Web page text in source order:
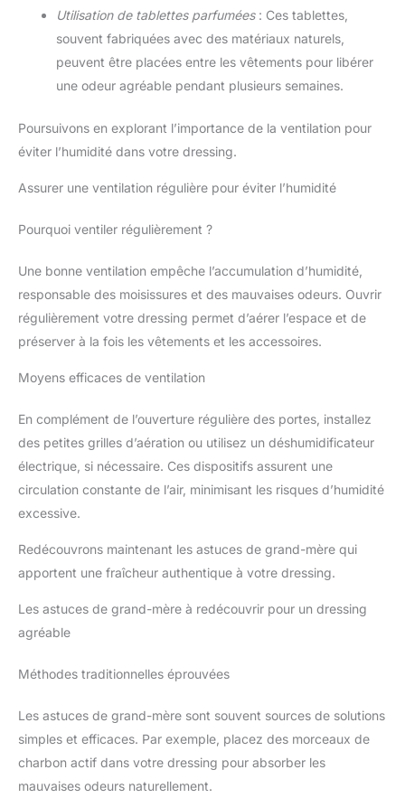
Utilisation de tablettes parfumées: Ces tablettes,
souvent fabriquées avec des matériaux naturels,
peuvent être placées entre les vêtements pour libérer
une odeur agréable pendant plusieurs semaines.
Poursuivons en explorant l’importance de la ventilation pour
éviter l’humidité dans votre dressing.
Assurer une ventilation régulière pour éviter l’humidité
Pourquoi ventiler régulièrement ?
Une bonne ventilation empêche l’accumulation d’humidité,
responsable des moisissures et des mauvaises odeurs. Ouvrir
régulièrement votre dressing permet d’aérer l’espace et de
préserver à la fois les vêtements et les accessoires.
Moyens efficaces de ventilation
En complément de l’ouverture régulière des portes, installez
des petites grilles d’aération ou utilisez un déshumidificateur
électrique, si nécessaire. Ces dispositifs assurent une
circulation constante de l’air, minimisant les risques d’humidité
excessive.
Redécouvrons maintenant les astuces de grand-mère qui
apportent une fraîcheur authentique à votre dressing.
Les astuces de grand-mère à redécouvrir pour un dressing
agréable
Méthodes traditionnelles éprouvées
Les astuces de grand-mère sont souvent sources de solutions
simples et efficaces. Par exemple, placez des morceaux de
charbon actif dans votre dressing pour absorber les
mauvaises odeurs naturellement.